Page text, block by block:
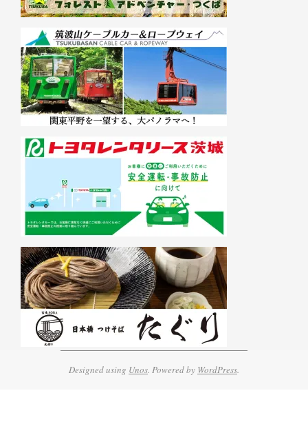
Designed using Unos. Powered by WordPress.